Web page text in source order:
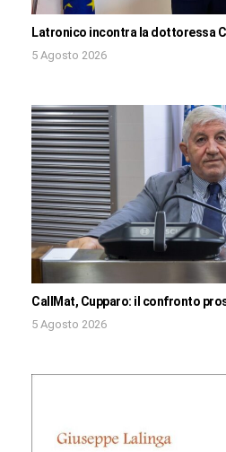
Latronico incontra la dottoressa
5 Agosto 2026
CallMat, Cupparo: il confronto
5 Agosto 2026